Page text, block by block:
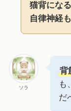
猫背にな
自律神経
ソラ
背
も、
だ